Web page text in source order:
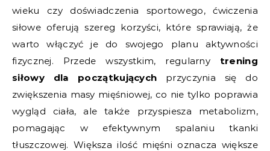
wieku czy doświadczenia sportowego, ćwiczenia
siłowe oferują szereg korzyści, które sprawiają, że
warto włączyć je do swojego planu aktywności
fizycznej. Przede wszystkim, regularny trening
siłowy dla początkujących przyczynia się do
zwiększenia masy mięśniowej, co nie tylko poprawia
wygląd ciała, ale także przyspiesza metabolizm,
pomagając w efektywnym spalaniu tkanki
tłuszczowej. Większa ilość mięśni oznacza większe